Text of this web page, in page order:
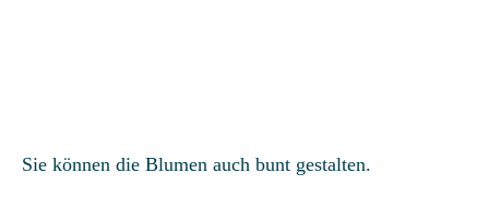
Sie können die Blumen auch bunt gestalten.